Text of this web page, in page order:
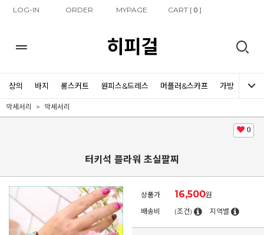
LOG-IN ORDER MYPAGE CART [0 ]
히피걸
상의 바지 롱스커트 원피스&드레스 머플러&스카프 가방 신발
악세서리 악세서리
0
터키석 플라워 초실팔찌
상품가 16,500원
배송비
(조건) 지역별